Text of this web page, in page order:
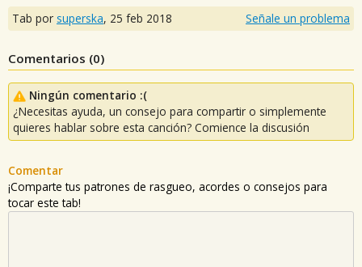
Tab por superska, 25 feb 2018 Señale un problema
Comentarios (0)
Ningún comentario :(
¿Necesitas ayuda, un consejo para compartir o simplemente
quieres hablar sobre esta canción? Comience la discusión
Comentar
¡Comparte tus patrones de rasgueo, acordes o consejos para
tocar este tab!